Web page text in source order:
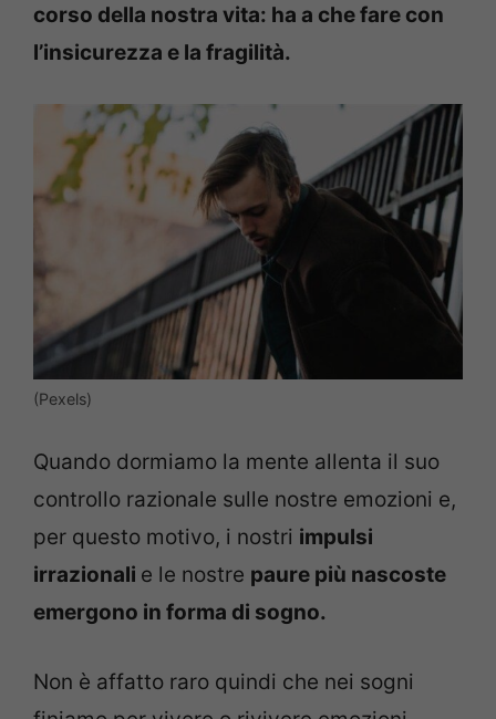
corso della nostra vita: ha a che fare con
l’insicurezza e la fragilità.
(Pexels)
Quando dormiamo la mente allenta il suo
controllo razionale sulle nostre emozioni e,
per questo motivo, i nostri impulsi
irrazionali e le nostre paure più nascoste
emergono in forma di sogno.
Non è affatto raro quindi che nei sogni